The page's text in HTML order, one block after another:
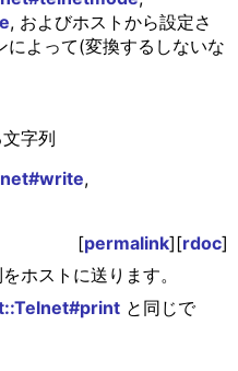
, およびホストから設定さ
よって(変換するしないな
字列
,
[permalink][rdoc]
ホストに送ります。
と同じで